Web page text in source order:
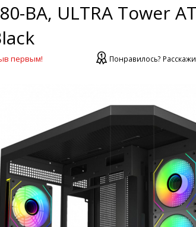
BA, ULTRA Tower
первым! Понравилось?